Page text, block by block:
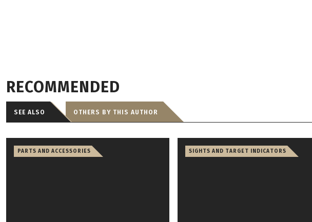
RECOMMENDED
SEE ALSO OTHERS BY THIS AUTHOR
PARTS AND ACCESSORIES SIGHTS AND TARGET INDICATORS